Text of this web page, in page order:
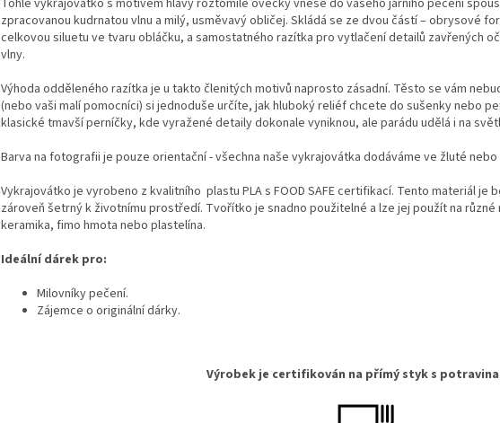
zpracovanou kudrnatou vlnu a milý, usměvavý obličej. Skládá se ze dvou částí – obrysové
celkovou siluetu ve tvaru obláčku, a samostatného razítka pro vytlačení detailů zavřených
vlny.
Výhoda odděleného razítka je u takto členitých motivů naprosto zásadní. Těsto se vám
(nebo vaši malí pomocníci) si jednoduše určíte, jak hluboký reliéf chcete do sušenky nebo
klasické tmavší perníčky, kde vyražené detaily dokonale vyniknou, ale parádu udělá i na
Barva na fotografii je pouze orientační - všechna naše vykrajovátka dodáváme ve žluté
Vykrajovátko je vyrobeno z kvalitního plastu PLA s FOOD SAFE certifikací. Tento materiál je
zároveň šetrný k životnímu prostředí. Tvořítko je snadno použitelné a lze jej použít na
keramika, fimo hmota nebo plastelína.
Ideální dárek pro:
Milovníky pečení.
Zájemce o originální dárky.
Výrobek je certifikován na přímý styk s